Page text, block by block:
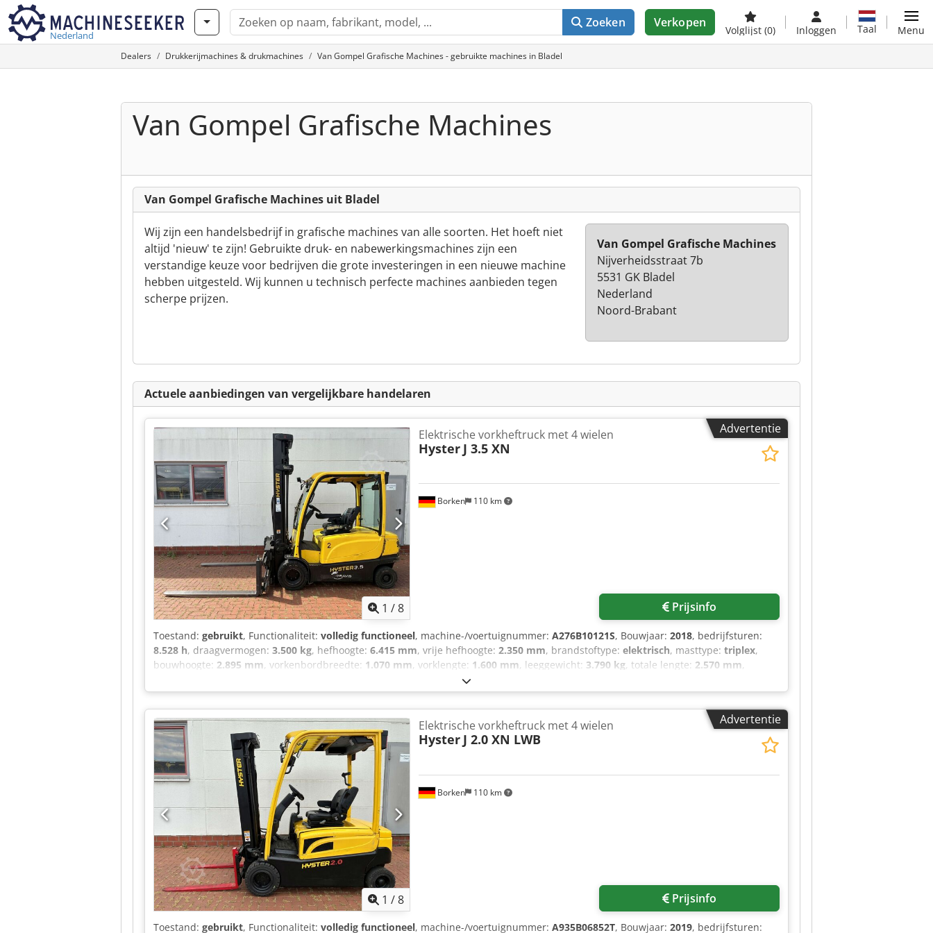
Nederland
Zoeken Verkopen
Volglijst (0) Inloggen Taal Menu
Dealers Drukkerijmachines & drukmachines Van Gompel Grafische Machines - gebruikte machines in Bladel
Van Gompel Grafische Machines
Van Gompel Grafische Machines uit Bladel
Wij zijn een handelsbedrijf in grafische machines van alle soorten. Het hoeft niet
altijd 'nieuw' te zijn! Gebruikte druk- en nabewerkingsmachines zijn een
verstandige keuze voor bedrijven die grote investeringen in een nieuwe machine
hebben uitgesteld. Wij kunnen u technisch perfecte machines aanbieden tegen
scherpe prijzen.
Van Gompel Grafische Machines
Nijverheidsstraat 7b
5531 GK Bladel
Nederland
Noord-Brabant
Actuele aanbiedingen van vergelijkbare handelaren
Advertentie
1 /8
Borken 110 km
Elektrische vorkheftruck met 4 wielen
Hyster J 3.5 XN
Prijsinfo
Toestand: gebruikt, Functionaliteit: volledig functioneel, machine-/voertuignummer: A276B10121S, Bouwjaar: 2018, bedrijfsturen:
8.528 h, draagvermogen: 3.500 kg, hefhoogte: 6.415 mm, vrije hefhoogte: 2.350 mm, brandstoftype: elektrisch, masttype: triplex,
bouwhoogte: 2.895 mm, vorkenbordbreedte: 1.070 mm, vorklengte: 1.600 mm, leeggewicht: 3.790 kg, totale lengte: 2.570 mm,
Advertentie
1 /8
Borken 110 km
Elektrische vorkheftruck met 4 wielen
Hyster J 2.0 XN LWB
Prijsinfo
Toestand: gebruikt, Functionaliteit: volledig functioneel, machine-/voertuignummer: A935B06852T, Bouwjaar: 2019, bedrijfsturen: